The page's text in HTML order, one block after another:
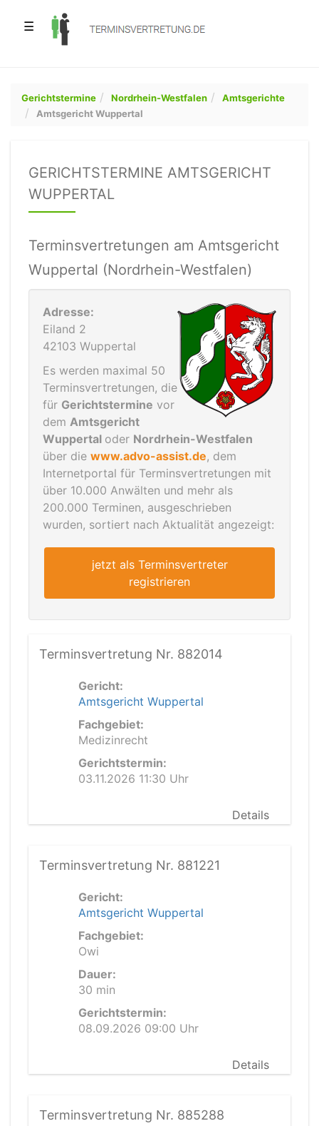
☰
Gerichtstermine Nordrhein-Westfalen
Amtsgerichte
Amtsgericht Wuppertal
GERICHTSTERMINE AMTSGERICHT
WUPPERTAL
Terminsvertretungen am Amtsgericht
Wuppertal (Nordrhein-Westfalen)
Adresse:
Eiland 2
42103 Wuppertal
Es werden maximal 50
Terminsvertretungen, die
für Gerichtstermine vor
dem Amtsgericht
Wuppertal oder Nordrhein-Westfalen
über die www.advo-assist.de, dem
Internetportal für Terminsvertretungen mit
über 10.000 Anwälten und mehr als
200.000 Terminen, ausgeschrieben
wurden, sortiert nach Aktualität angezeigt:
jetzt als Terminsvertreter
registrieren
Terminsvertretung Nr. 882014
Gericht:
Amtsgericht Wuppertal
Fachgebiet:
Medizinrecht
Gerichtstermin:
03.11.2026 11:30 Uhr
Details
Terminsvertretung Nr. 881221
Gericht:
Amtsgericht Wuppertal
Fachgebiet:
Owi
Dauer:
30 min
Gerichtstermin:
08.09.2026 09:00 Uhr
Details
Terminsvertretung Nr. 885288